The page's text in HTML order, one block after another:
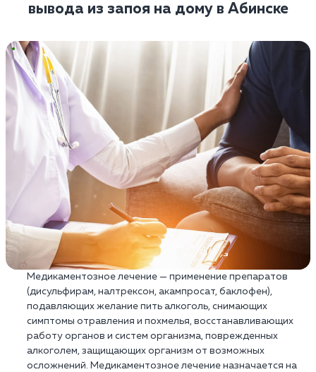
вывода из запоя на дому в Абинске
Медикаментозное лечение — применение препаратов
(дисульфирам, налтрексон, акампросат, баклофен),
подавляющих желание пить алкоголь, снимающих
симптомы отравления и похмелья, восстанавливающих
работу органов и систем организма, поврежденных
алкоголем, защищающих организм от возможных
осложнений. Медикаментозное лечение назначается на